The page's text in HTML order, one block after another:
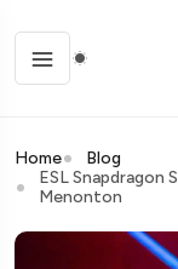
Home
Blog
ESL Snapdragon
Menonton